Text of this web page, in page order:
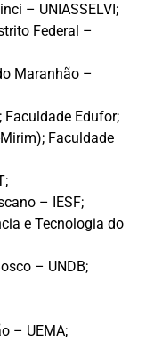
– UNIASSELVI;
Federal –
Maranhão –
Edufor;
Faculdade
– IESF;
e Tecnologia do
– UNDB;
– UEMA;